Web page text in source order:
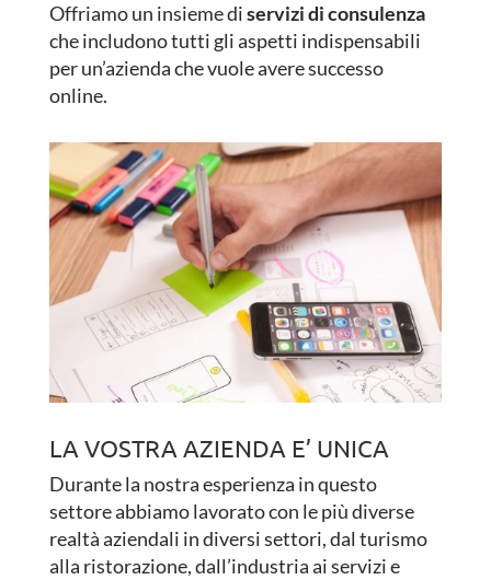
Offriamo un insieme diservizi di consulenza
che includono tutti gli aspetti indispensabili
per un’azienda che vuole avere successo
online.
LA VOSTRA AZIENDA E’ UNICA
Durante la nostra esperienza in questo
settore abbiamo lavorato con le più diverse
realtà aziendali in diversi settori, dal turismo
alla ristorazione, dall’industria ai servizi e